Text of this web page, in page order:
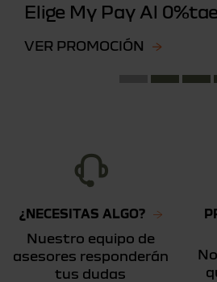
Elige My Pay Al 0%tae
VER PROMOCIÓN
¿NECESITAS ALGO?
Nuestro equipo de
asesores responderán
tus dudas